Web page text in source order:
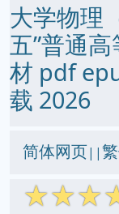
大学物理
五”普通
材 pdf
载 2026
简体网页||
☆☆☆